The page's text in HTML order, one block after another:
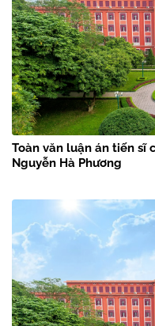
Toàn văn luận án tiến sĩ
Nguyễn Hà Phương